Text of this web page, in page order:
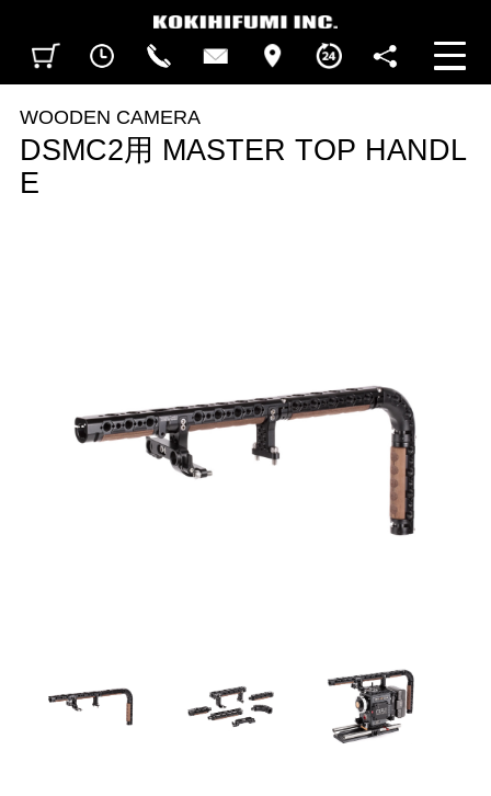
BUSINESS HOURS
FOLLOW US
WOODEN CAMERA
DSMC2用 MASTER TOP HANDL
E